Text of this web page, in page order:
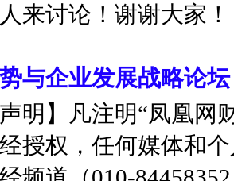
来讨论！谢谢大家！
与企业发展战略论坛
声明】凡注明“凤凰
授权，任何媒体和